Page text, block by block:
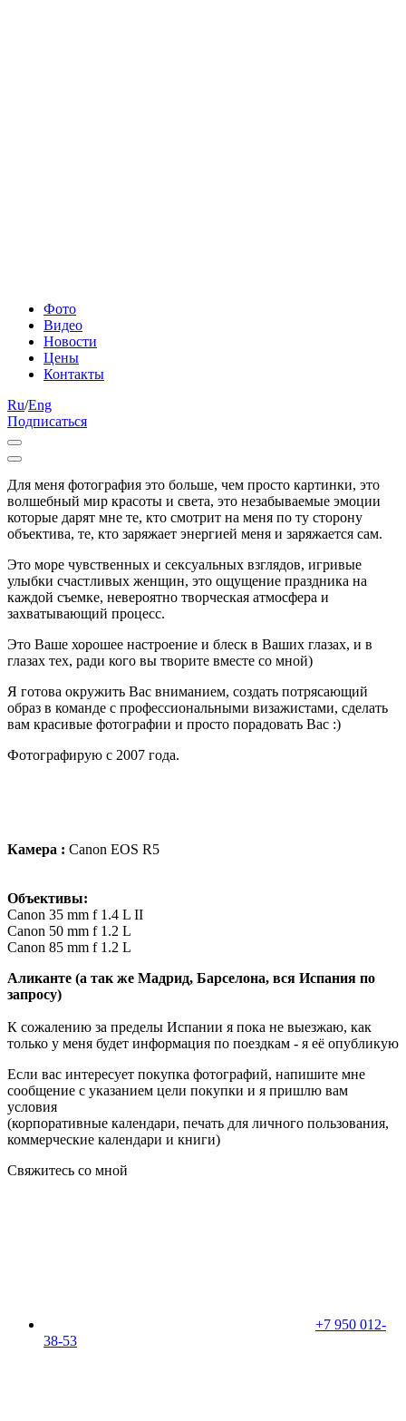
Фото
Видео
Новости
Цены
Контакты
Ru/Eng
Подписаться
Для меня фотография это больше, чем просто картинки, это
волшебный мир красоты и света, это незабываемые эмоции
которые дарят мне те, кто смотрит на меня по ту сторону
объектива, те, кто заряжает энергией меня и заряжается сам.
Это море чувственных и сексуальных взглядов, игривые
улыбки счастливых женщин, это ощущение праздника на
каждой съемке, невероятно творческая атмосфера и
захватывающий процесс.
Это Ваше хорошее настроение и блеск в Ваших глазах, и в
глазах тех, ради кого вы творите вместе со мной)
Я готова окружить Вас вниманием, создать потрясающий
образ в команде с профессиональными визажистами, сделать
вам красивые фотографии и просто порадовать Вас :)
Фотографирую с 2007 года.
Камера : Canon EOS R5
Объективы:
Canon 35 mm f 1.4 L II
Canon 50 mm f 1.2 L
Canon 85 mm f 1.2 L
Аликанте (а так же Мадрид, Барселона, вся Испания по
запросу)
К сожалению за пределы Испании я пока не выезжаю, как
только у меня будет информация по поездкам - я её опубликую
Если вас интересует покупка фотографий, напишите мне
сообщение с указанием цели покупки и я пришлю вам
условия
(корпоративные календари, печать для личного пользования,
коммерческие календари и книги)
Свяжитесь со мной
+7 950 012-
38-53